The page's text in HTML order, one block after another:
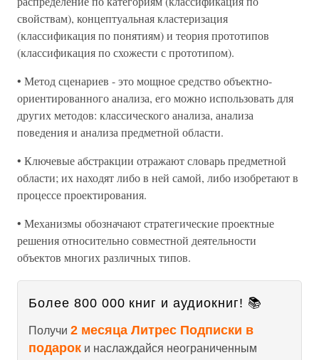
свойствам), концептуальная кластеризация
(классификация по понятиям) и теория прототипов
(классификация по схожести с прототипом).
• Метод сценариев - это мощное средство объектно-
ориентированного анализа, его можно использовать для
других методов: классического анализа, анализа
поведения и анализа предметной области.
• Ключевые абстракции отражают словарь предметной
области; их находят либо в ней самой, либо изобретают в
процессе проектирования.
• Механизмы обозначают стратегические проектные
решения относительно совместной деятельности
объектов многих различных типов.
Более 800 000 книг и аудиокниг! 📚
Получи 2 месяца Литрес Подписки в
подарок и наслаждайся неограниченным